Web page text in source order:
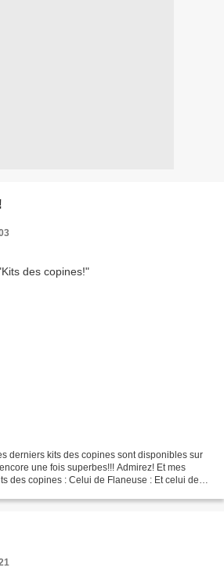
derniers kits des copines sont disponibles sur
une fois superbes!!! Admirez! Et mes
des copines : Celui de Flaneuse : Et celui de